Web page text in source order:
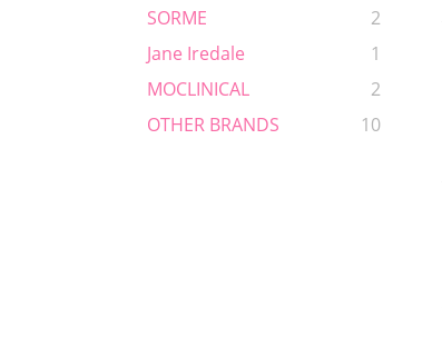
SORME
2
Jane Iredale
1
MOCLINICAL
2
OTHER BRANDS
10